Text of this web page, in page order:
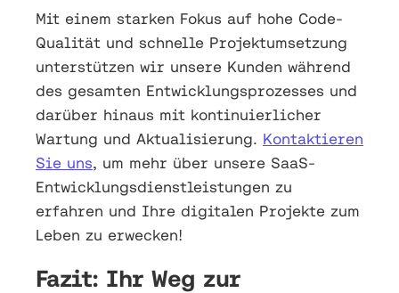
Mit einem starken Fokus auf hohe Code-
Qualität und schnelle Projektumsetzung
unterstützen wir unsere Kunden während
des gesamten Entwicklungsprozesses und
darüber hinaus mit kontinuierlicher
Wartung und Aktualisierung. Kontaktieren
Sie uns, um mehr über unsere SaaS-
Entwicklungsdienstleistungen zu
erfahren und Ihre digitalen Projekte zum
Leben zu erwecken!
Fazit: Ihr Weg zur